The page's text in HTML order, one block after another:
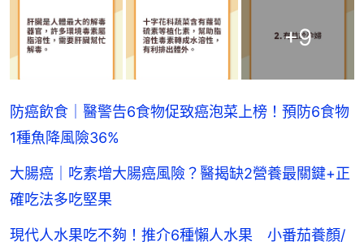
+9
防癌飲食｜醫警告6食物促致癌泡菜上榜！預防6食物
1種魚降風險36%
大腸癌｜吃素增大腸癌風險？醫揭缺2營養最關鍵+正
確吃法多吃堅果
現代人水果吃不夠！推介6種懶人水果 小番茄養顏/